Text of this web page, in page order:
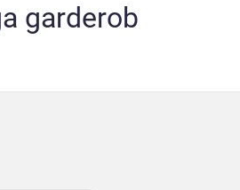
garderob